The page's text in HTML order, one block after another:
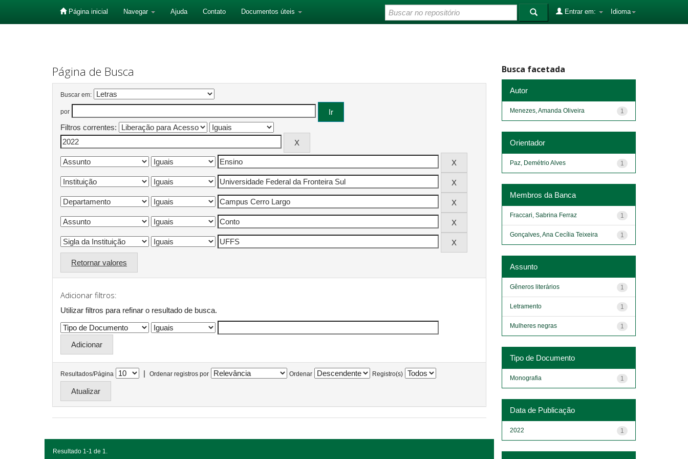
Página inicial Navegar Ajuda Contato Documentos úteis Idioma
Entrar em:
Página de Busca
Buscar em:
por
Filtros correntes:
Retornar valores
Adicionar filtros:
Utilizar filtros para refinar o resultado de busca.
Resultados/Página | Ordenar registros por Ordenar Registro(s)
Resultado 1-1 de 1.
Busca facetada
Autor
1
Menezes, Amanda Oliveira
Orientador
1
Paz, Demétrio Alves
Membros da Banca
1
Fraccari, Sabrina Ferraz
1
Gonçalves, Ana Cecília Teixeira
Assunto
1
Gêneros literários
1
Letramento
1
Mulheres negras
Tipo de Documento
1
Monografia
Data de Publicação
1
2022